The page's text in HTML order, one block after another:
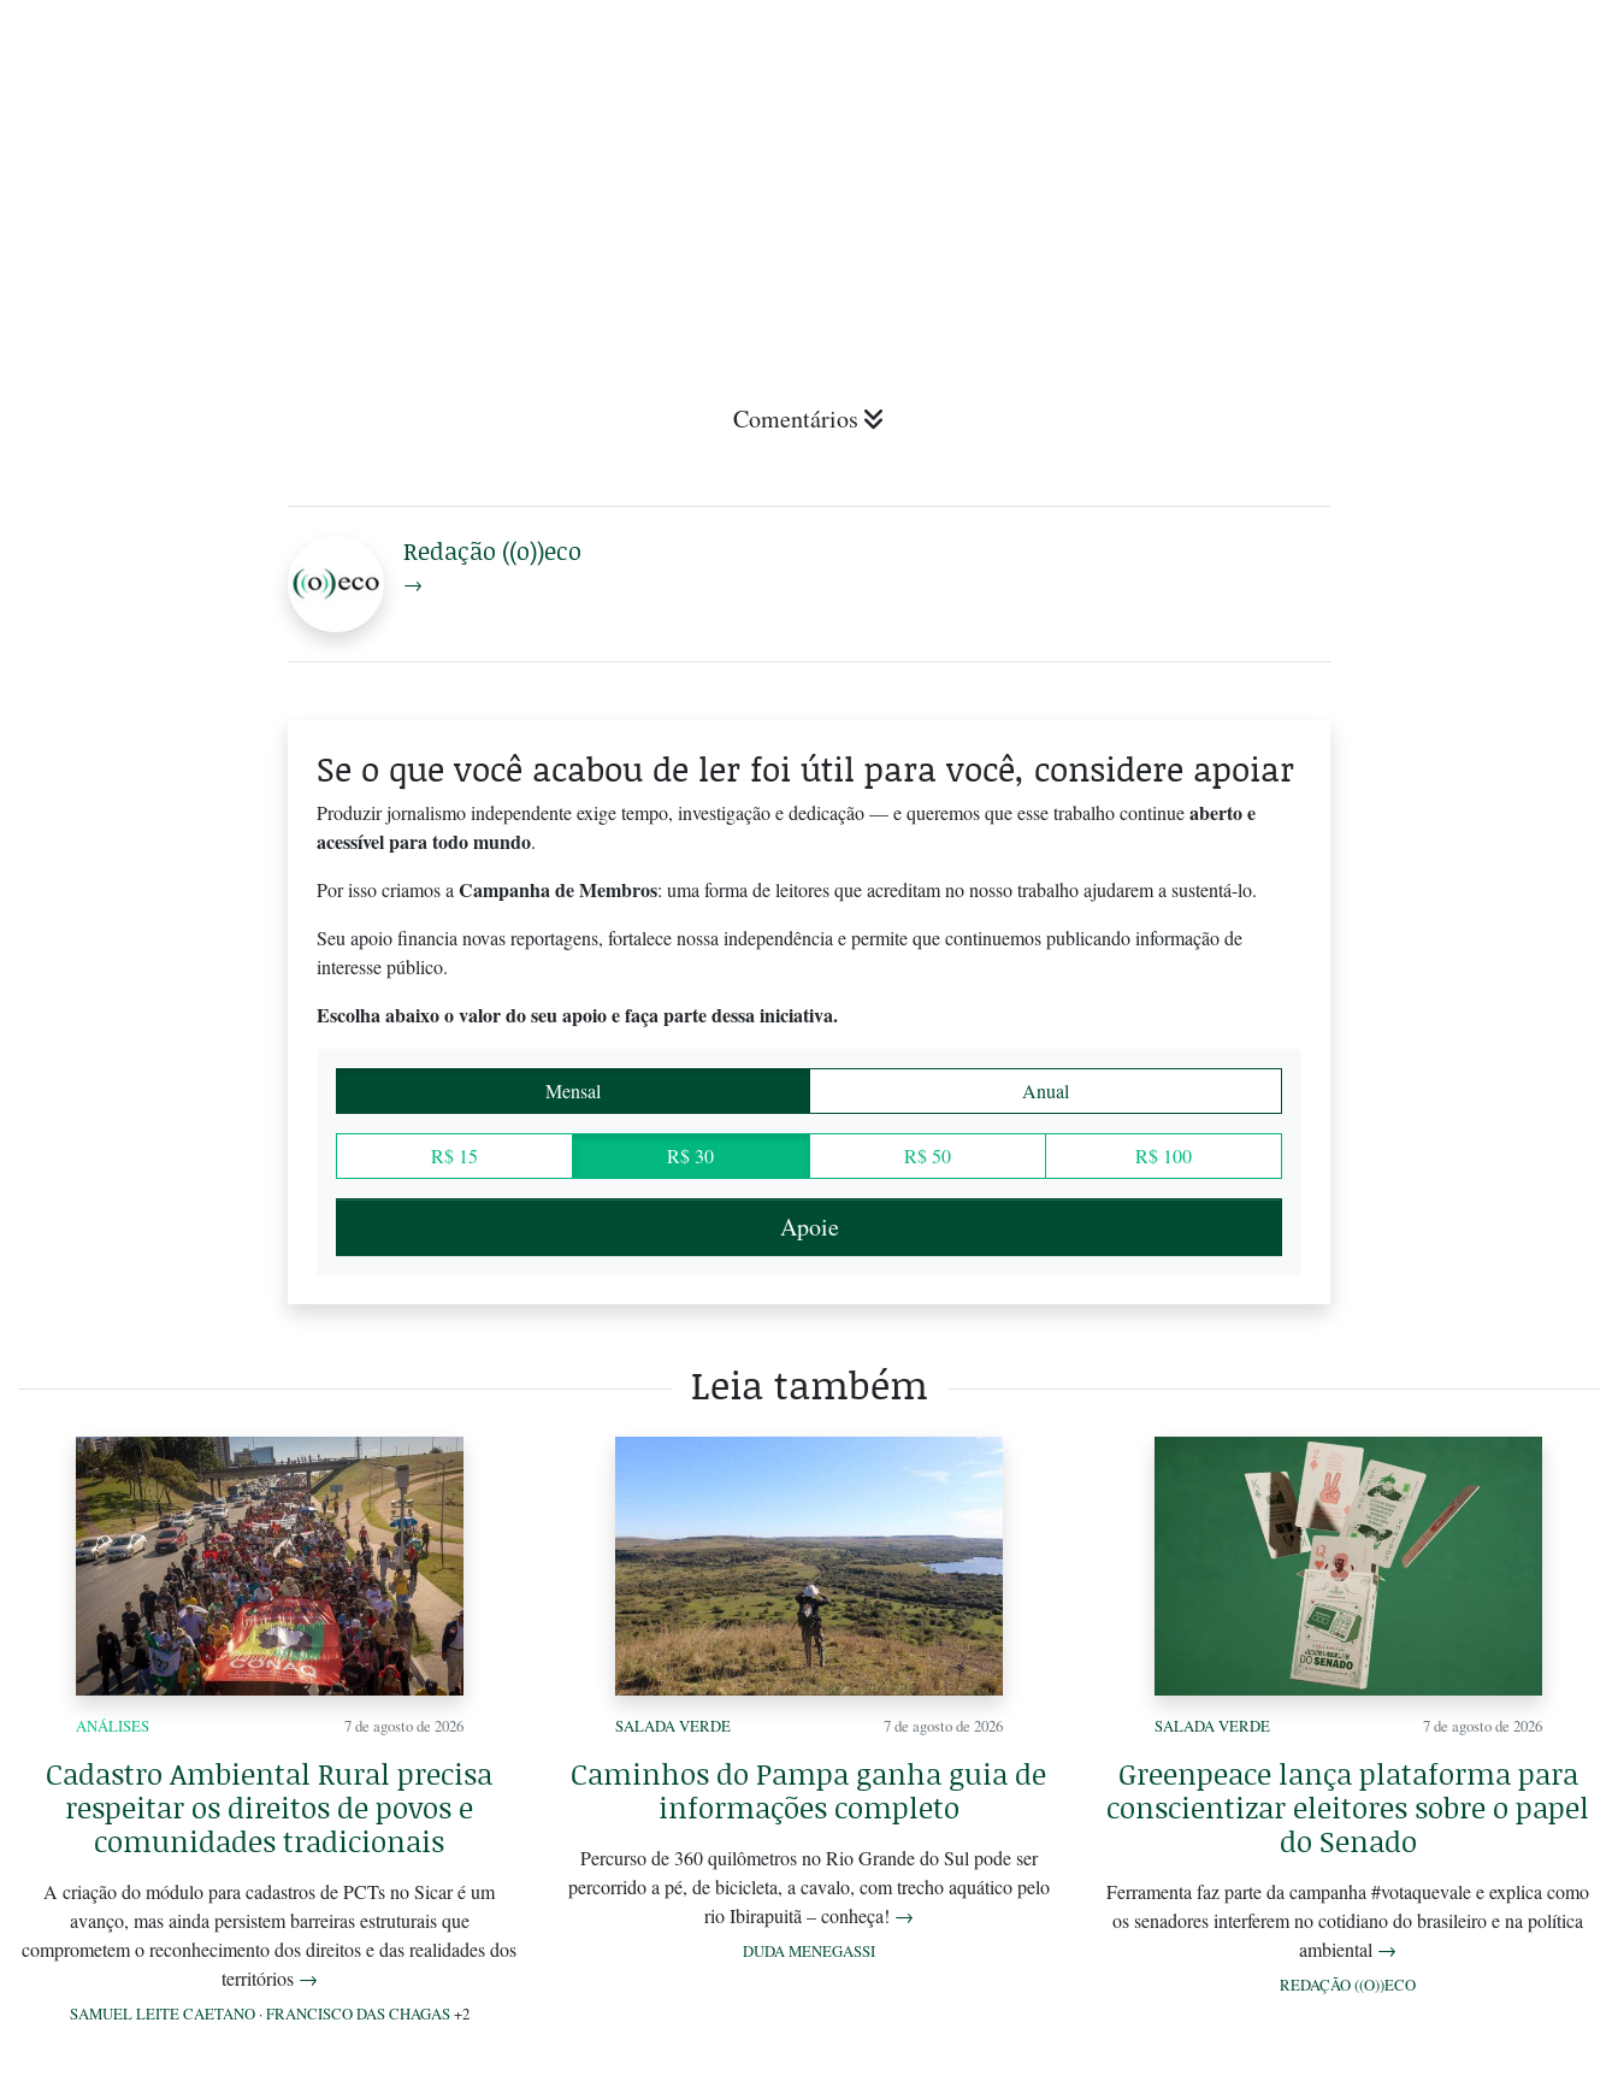
Comentários
Redação ((o))eco
→
Se o que você acabou de ler foi útil para você, considere apoiar
Produzir jornalismo independente exige tempo, investigação e dedicação — e queremos que esse trabalho continueaberto e
acessível para todo mundo.
Por isso criamos a Campanha de Membros: uma forma de leitores que acreditam no nosso trabalho ajudarem a sustentá-lo.
Seu apoio financia novas reportagens, fortalece nossa independência e permite que continuemos publicando informação de
interesse público.
Escolha abaixo o valor do seu apoio e faça parte dessa iniciativa.
Mensal Anual
R$ 15 R$ 30 R$ 50 R$ 100
Apoie
Leia também
ANÁLISES 7 de agosto de 2026
Cadastro Ambiental Rural precisa
respeitar os direitos de povos e
comunidades tradicionais
A criação do módulo para cadastros de PCTs no Sicar é um
avanço, mas ainda persistem barreiras estruturais que
comprometem o reconhecimento dos direitos e das realidades dos
territórios →
SAMUEL LEITE CAETANO·FRANCISCO DAS CHAGAS+2
SALADA VERDE 7 de agosto de 2026
Caminhos do Pampa ganha guia de
informações completo
Percurso de 360 quilômetros no Rio Grande do Sul pode ser
percorrido a pé, de bicicleta, a cavalo, com trecho aquático pelo
rio Ibirapuitã – conheça! →
DUDA MENEGASSI
SALADA VERDE 7 de agosto de 2026
Greenpeace lança plataforma para
conscientizar eleitores sobre o papel
do Senado
Ferramenta faz parte da campanha #votaquevale e explica como
os senadores interferem no cotidiano do brasileiro e na política
ambiental →
REDAÇÃO ((O))ECO